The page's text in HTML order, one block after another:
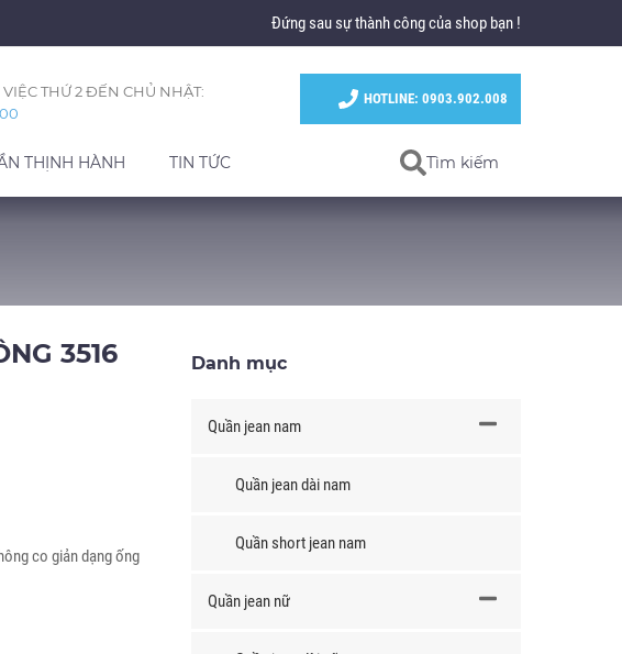
Đứng sau sự thành công của shop bạn !
THỨ 2 ĐẾN CHỦ NHẬT:
HOTLINE: 0903.902.008
THỊNH HÀNH TIN TỨC Tìm kiếm
3516
co giản dạng ống
Danh mục
Quần jean nam
Quần jean dài nam
Quần short jean nam
Quần jean nữ